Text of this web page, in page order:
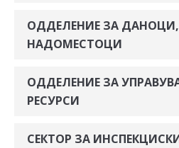
ОДДЕЛЕНИЕ ЗА
НАДОМЕСТОЦИ
ОДДЕЛЕНИЕ ЗА
РЕСУРСИ
СЕКТОР ЗА